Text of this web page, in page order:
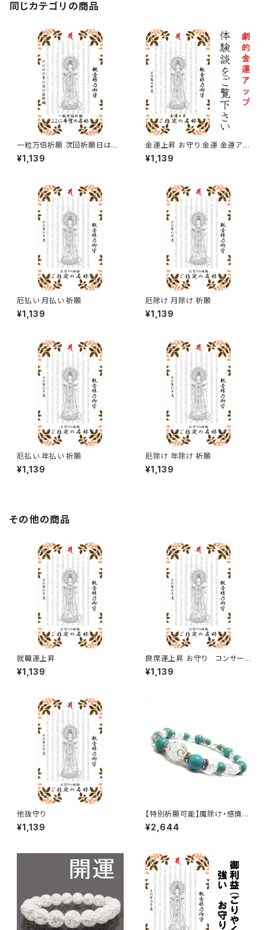
同じカテゴリの商品
一粒万倍祈願 次回祈願日は二
〇二六年三月十七日となり、発
送は祈願日当日以降で購入順と
¥1,139
金運上昇 お守り 金運 金運アッ
プ
¥1,139
厄払い 月払い 祈願
¥1,139
厄除け 月除け 祈願
¥1,139
厄払い 年払い 祈願
¥1,139
厄除け 年除け 祈願
¥1,139
その他の商品
就職運上昇
¥1,139
良席運上昇 お守り コンサー
ト。ライブ、ファンサークル、ファ
ンミーティングなどで良席をゲッ
¥1,139
他抜守り
¥1,139
【特別祈願可能】魔除け・感情を
コントロール・クラック水晶 ター
コイズ パール パワーストーンブ
¥2,644